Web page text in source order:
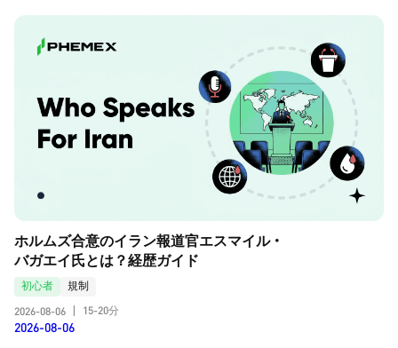
ホルムズ合意のイラン報道官エスマイル・
バガエイ氏とは？経歴ガイド
初心者
規制
2026-08-06
15-20分
2026-08-06